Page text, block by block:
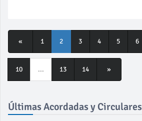
« 1 2 3 4 5 6
10 ... 13 14 »
Últimas Acordadas y Circulares